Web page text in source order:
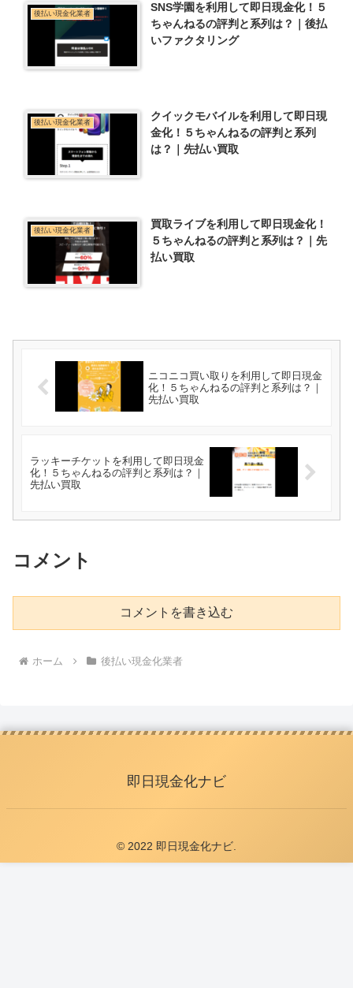
後払い現金化業者
SNS学園を利用して即日現金化！５
ちゃんねるの評判と系列は？｜後払
いファクタリング
後払い現金化業者
クイックモバイルを利用して即日現
金化！５ちゃんねるの評判と系列
は？｜先払い買取
後払い現金化業者
買取ライブを利用して即日現金化！
５ちゃんねるの評判と系列は？｜先
払い買取
ニコニコ買い取りを利用して即日現金
化！５ちゃんねるの評判と系列は？｜
先払い買取
ラッキーチケットを利用して即日現金
化！５ちゃんねるの評判と系列は？｜
先払い買取
コメント
コメントを書き込む
ホーム 後払い現金化業者
即日現金化ナビ
© 2022 即日現金化ナビ.